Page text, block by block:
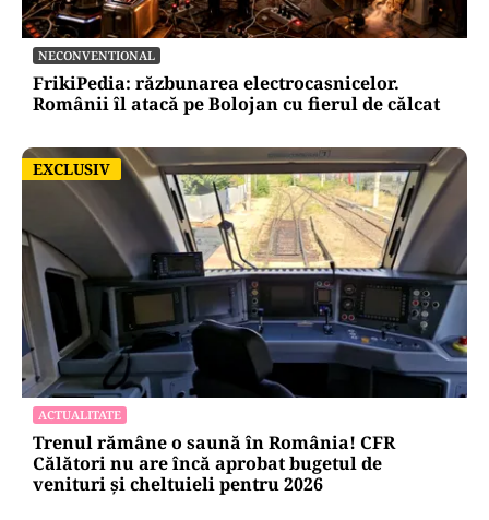
NECONVENTIONAL
FrikiPedia: răzbunarea electrocasnicelor.
Românii îl atacă pe Bolojan cu fierul de călcat
EXCLUSIV
EXCLUSIV
ACTUALITATE
Trenul rămâne o saună în România! CFR
Călători nu are încă aprobat bugetul de
venituri și cheltuieli pentru 2026